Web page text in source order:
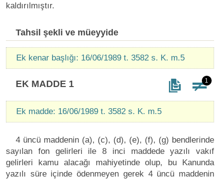
kaldırılmıştır.
Tahsil şekli ve müeyyide
Ek kenar başlığı: 16/06/1989 t. 3582 s. K. m.5
EK MADDE 1 1
Ek madde: 16/06/1989 t. 3582 s. K. m.5
4 üncü maddenin (a), (c), (d), (e), (f), (g) bendlerinde
sayılan fon gelirleri ile 8 inci maddede yazılı vakıf
gelirleri kamu alacağı mahiyetinde olup, bu Kanunda
yazılı süre içinde ödenmeyen gerek 4 üncü maddenin